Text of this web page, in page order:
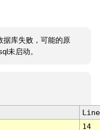
据库失败，可能的原
未启动。
Line
14